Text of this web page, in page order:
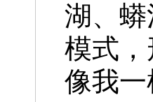
湖、蟒
模式
像我